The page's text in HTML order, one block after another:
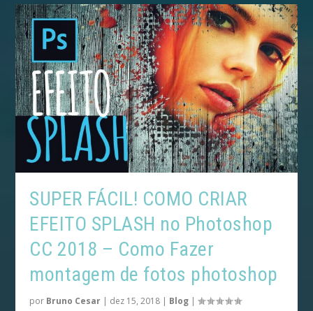
SUPER FÁCIL! COMO CRIAR
EFEITO SPLASH no Photoshop
CC 2018 – Como Fazer
montagem de fotos photoshop
por Bruno Cesar | dez 15, 2018 | Blog |